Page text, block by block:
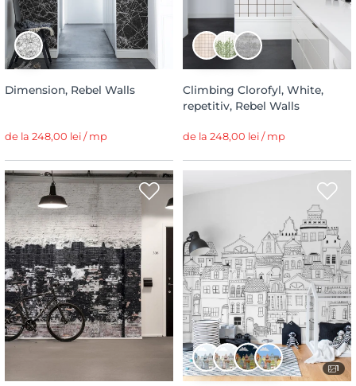
Dimension, Rebel Walls
de la 248,00 lei / mp
Climbing Clorofyl, White,
repetitiv, Rebel Walls
de la 248,00 lei / mp
1